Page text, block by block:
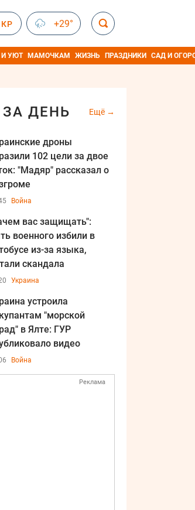
+29°
УЮТ МАМОЧКАМ ЖИЗНЬ ПРАЗДНИКИ САД И
ДЕНЬ Ещё
дроны
102 цели за двое
"Мадяр" рассказал о
Война
вас защищать":
военного избили в
из-за языка,
скандала
Украина
устроила
"морской
в Ялте: ГУР
видео
Война
Реклама